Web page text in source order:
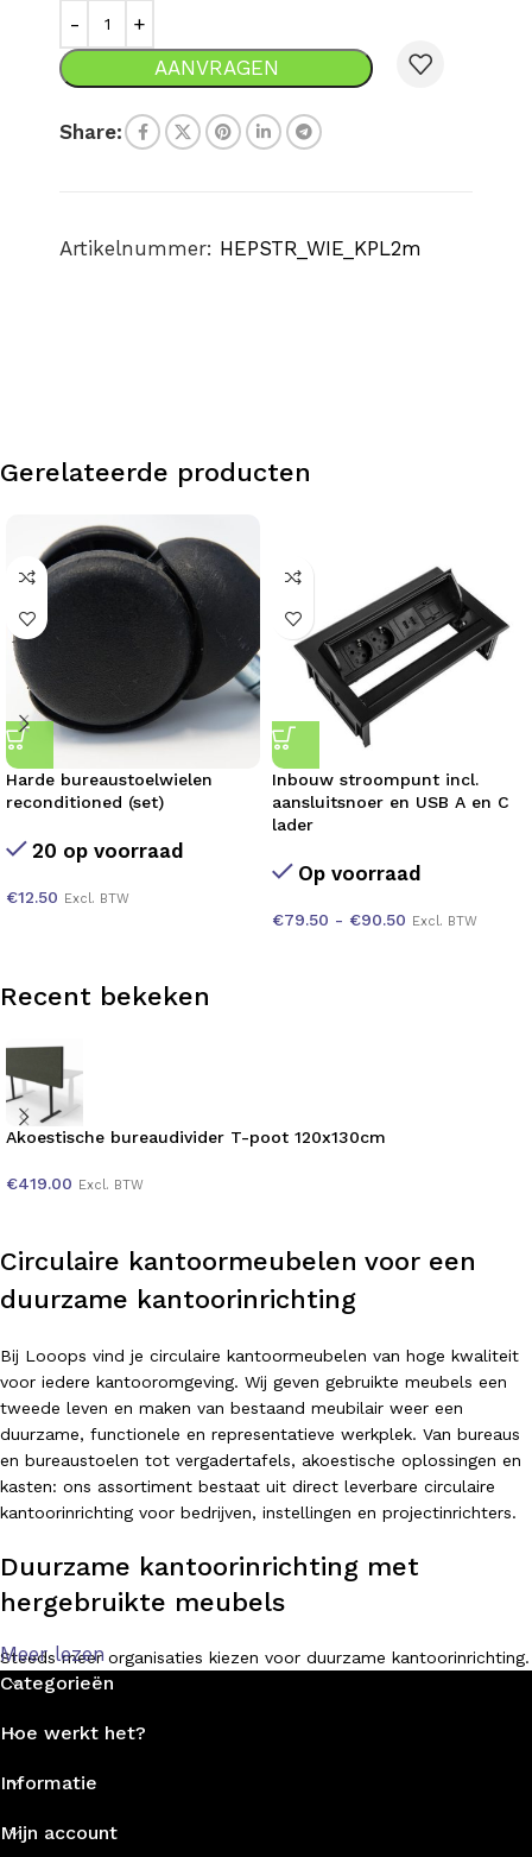
AANVRAGEN
Share:
Artikelnummer: HEPSTR_WIE_KPL2m
Gerelateerde producten
Harde bureaustoelwielen
reconditioned (set)
20 op voorraad
€12.50 Excl. BTW
Inbouw stroompunt incl.
aansluitsnoer en USB A en C
lader
Op voorraad
€79.50 - €90.50 Excl. BTW
Recent bekeken
Akoestische bureaudivider T-poot 120x130cm
€419.00 Excl. BTW
Circulaire kantoormeubelen voor een
duurzame kantoorinrichting
Bij Looops vind je circulaire kantoormeubelen van hoge kwaliteit
voor iedere kantooromgeving. Wij geven gebruikte meubels een
tweede leven en maken van bestaand meubilair weer een
duurzame, functionele en representatieve werkplek. Van bureaus
en bureaustoelen tot vergadertafels, akoestische oplossingen en
kasten: ons assortiment bestaat uit direct leverbare circulaire
kantoorinrichting voor bedrijven, instellingen en projectinrichters.
Duurzame kantoorinrichting met
hergebruikte meubels
Steeds meer organisaties kiezen voor duurzame kantoorinrichting.
Met circulaire kantoormeubelen bespaar je niet alleen kosten,
geloven we in hergebruik, refurbishment en slim
en tafels opnieuw worden ingezet zonder in te leveren op
Meer lezen
Categorieën
Hoe werkt het?
Informatie
Mijn account